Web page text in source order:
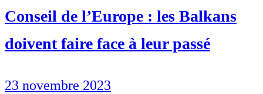
Conseil de l’Europe : les Balkans
doivent faire face à leur passé
23 novembre 2023